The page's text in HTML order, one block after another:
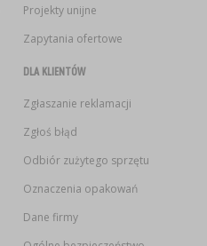
Projekty unijne
Zapytania ofertowe
DLA KLIENTÓW
Zgłaszanie reklamacji
Zgłoś błąd
Odbiór zużytego sprzętu
Oznaczenia opakowań
Dane firmy